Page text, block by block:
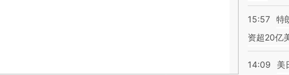
15:57 特
资超20亿
14:09 美